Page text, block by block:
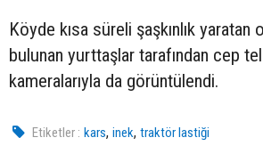
Köyde kısa süreli şaşkınlık yaratan
bulunan yurttaşlar tarafından cep
kameralarıyla da görüntülendi.
Etiketler : kars,inek,traktör lastiği